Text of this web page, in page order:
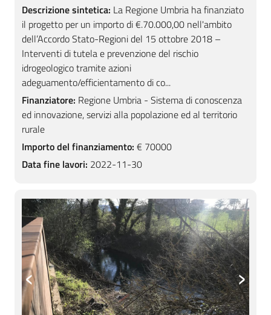
Descrizione sintetica: La Regione Umbria ha finanziato
il progetto per un importo di €.70.000,00 nell'ambito
dell’Accordo Stato-Regioni del 15 ottobre 2018 –
Interventi di tutela e prevenzione del rischio
idrogeologico tramite azioni
adeguamento/efficientamento di co...
Finanziatore: Regione Umbria - Sistema di conoscenza
ed innovazione, servizi alla popolazione ed al territorio
rurale
Importo del finanziamento: € 70000
Data fine lavori: 2022-11-30
‹ ›